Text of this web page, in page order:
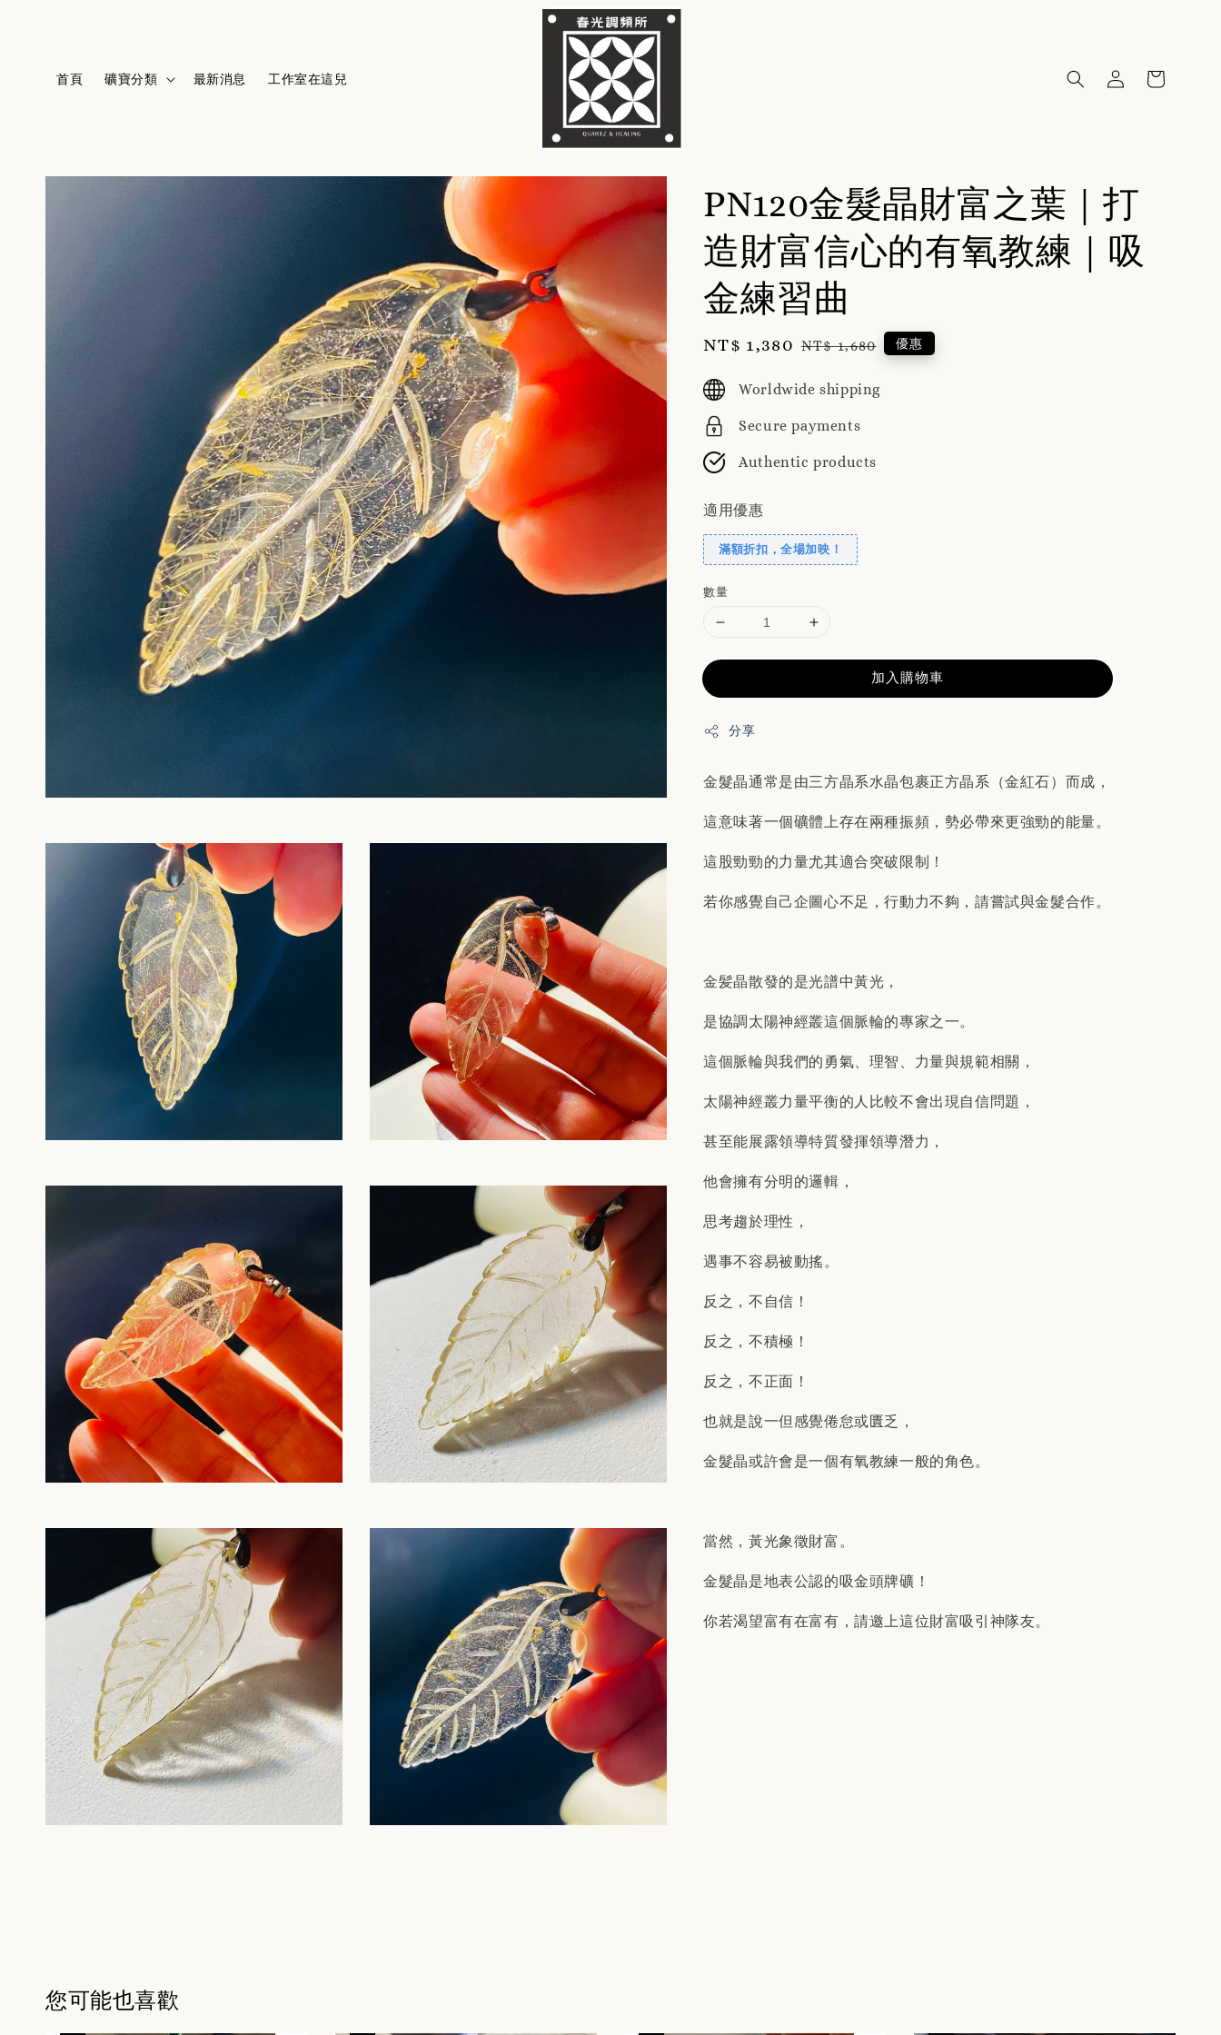
首頁 礦寶分類 最新消息 工作室在這兒
PN120金髮晶財富之葉｜打
造財富信心的有氧教練｜吸
金練習曲
Sale
NT$ 1,380 Regular
NT$ 1,680 優惠
Worldwide shipping
Secure payments
Authentic products
適用優惠
滿額折扣，全場加映！
數量
加入購物車
分享
金髮晶通常是由三方晶系水晶包裹正方晶系（金紅石）而成，
這意味著一個礦體上存在兩種振頻，勢必帶來更強勁的能量。
這股勁勁的力量尤其適合突破限制！
若你感覺自己企圖心不足，行動力不夠，請嘗試與金髮合作。
金髪晶散發的是光譜中黃光，
是協調太陽神經叢這個脈輪的專家之一。
這個脈輪與我們的勇氣、理智、力量與規範相關，
太陽神經叢力量平衡的人比較不會出現自信問題，
甚至能展露領導特質發揮領導潛力，
他會擁有分明的邏輯，
思考趨於理性，
遇事不容易被動搖。
反之，不自信！
反之，不積極！
反之，不正面！
也就是說一但感覺倦怠或匱乏，
金髮晶或許會是一個有氧教練一般的角色。
當然，黃光象徵財富。
金髮晶是地表公認的吸金頭牌礦！
你若渴望富有在富有，請邀上這位財富吸引神隊友。
您可能也喜歡